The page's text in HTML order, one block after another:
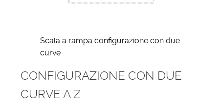
Scala a rampa configurazione con due
curve
CONFIGURAZIONE CON DUE
CURVE A Z